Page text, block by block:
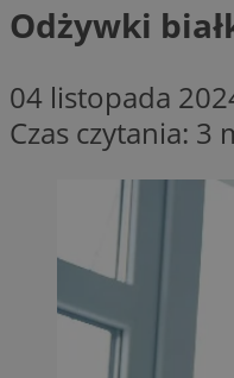
Odżywki
04 listopada
Czas czytania: 3